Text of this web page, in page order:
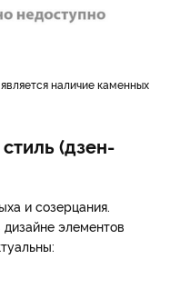
(дзен-
и созерцания.
элементов